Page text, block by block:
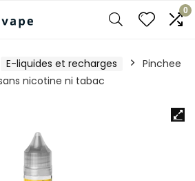
0
E-liquides et recharges
Pinchee
nicotine ni tabac